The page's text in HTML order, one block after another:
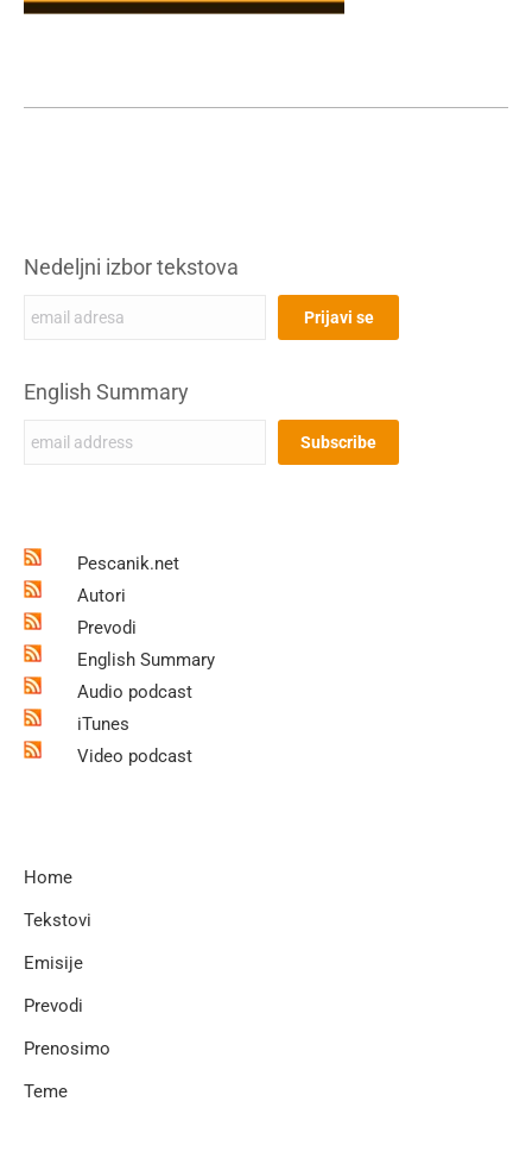
Nedeljni izbor tekstova
English Summary
Pescanik.net
Autori
Prevodi
English Summary
Audio podcast
iTunes
Video podcast
Home
Tekstovi
Emisije
Prevodi
Prenosimo
Teme